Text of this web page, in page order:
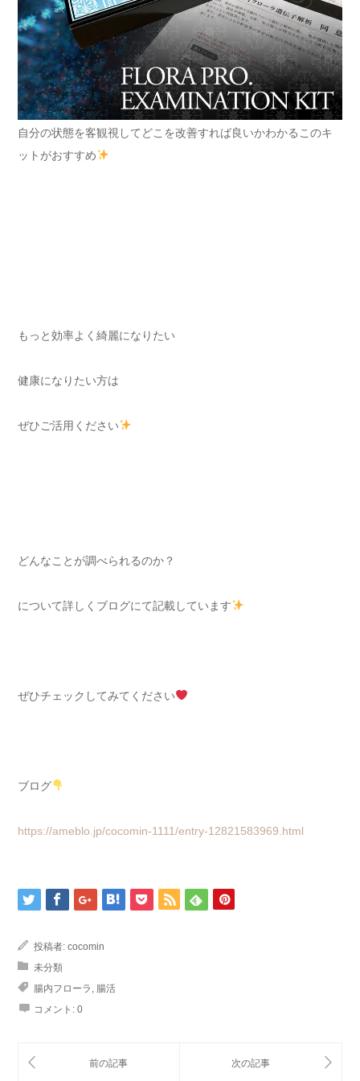
自分の状態を客観視してどこを改善すれば良いかわかるこのキ
ットがおすすめ
もっと効率よく綺麗になりたい
健康になりたい方は
ぜひご活用ください
どんなことが調べられるのか？
について詳しくブログにて記載しています
ぜひチェックしてみてください
ブログ
https://ameblo.jp/cocomin-1111/entry-12821583969.html
投稿者: cocomin
未分類
腸内フローラ
腸活
コメント: 0